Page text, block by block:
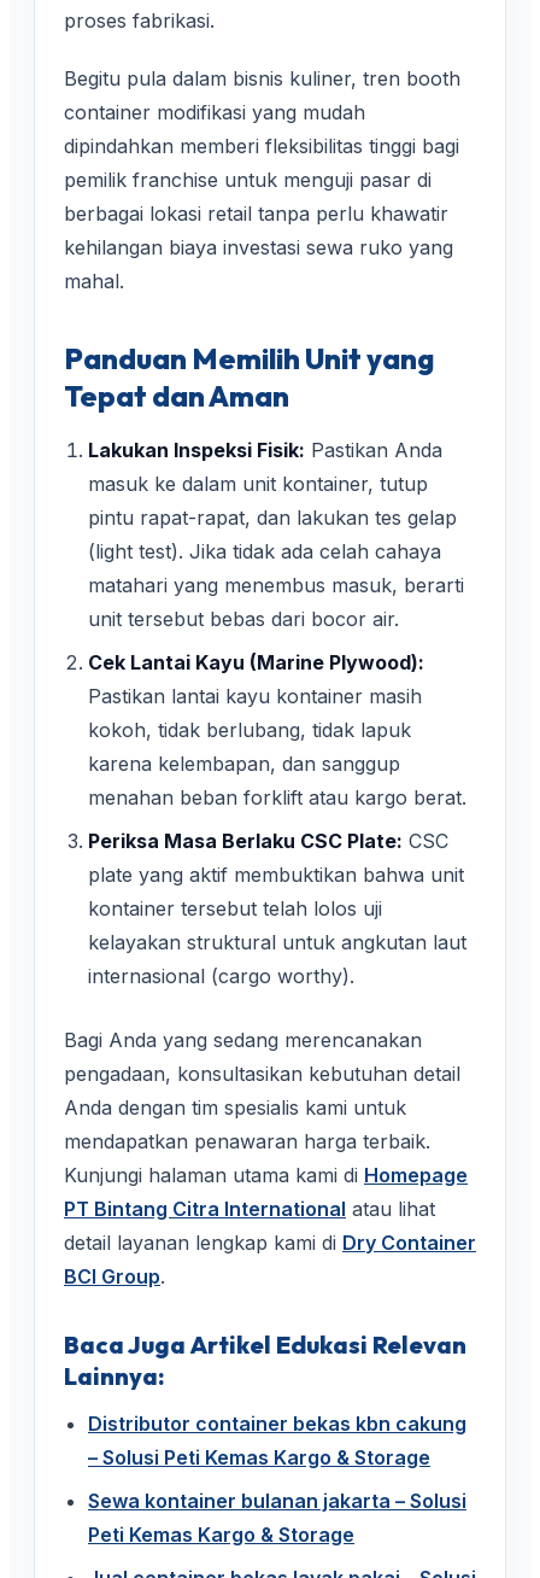
proses fabrikasi.
Begitu pula dalam bisnis kuliner, tren booth
container modifikasi yang mudah
dipindahkan memberi fleksibilitas tinggi bagi
pemilik franchise untuk menguji pasar di
berbagai lokasi retail tanpa perlu khawatir
kehilangan biaya investasi sewa ruko yang
mahal.
Panduan Memilih Unit yang
Tepat dan Aman
Lakukan Inspeksi Fisik: Pastikan Anda
masuk ke dalam unit kontainer, tutup
pintu rapat-rapat, dan lakukan tes gelap
(light test). Jika tidak ada celah cahaya
matahari yang menembus masuk, berarti
unit tersebut bebas dari bocor air.
Cek Lantai Kayu (Marine Plywood):
Pastikan lantai kayu kontainer masih
kokoh, tidak berlubang, tidak lapuk
karena kelembapan, dan sanggup
menahan beban forklift atau kargo berat.
Periksa Masa Berlaku CSC Plate: CSC
plate yang aktif membuktikan bahwa unit
kontainer tersebut telah lolos uji
kelayakan struktural untuk angkutan laut
internasional (cargo worthy).
Bagi Anda yang sedang merencanakan
pengadaan, konsultasikan kebutuhan detail
Anda dengan tim spesialis kami untuk
mendapatkan penawaran harga terbaik.
Kunjungi halaman utama kami di Homepage
PT Bintang Citra International atau lihat
detail layanan lengkap kami di Dry Container
BCI Group.
Baca Juga Artikel Edukasi Relevan
Lainnya:
Distributor container bekas kbn cakung
– Solusi Peti Kemas Kargo & Storage
Sewa kontainer bulanan jakarta – Solusi
Peti Kemas Kargo & Storage